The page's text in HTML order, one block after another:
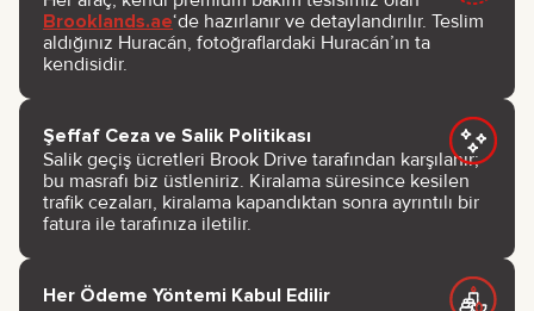
Brooklands.ae‘de hazırlanır ve detaylandırılır. Teslim
aldığınız Huracán, fotoğraflardaki Huracán’ın ta
kendisidir.
Şeffaf Ceza ve Salik Politikası
Salik geçiş ücretleri Brook Drive tarafından karşılanır;
bu masrafı biz üstleniriz. Kiralama süresince kesilen
trafik cezaları, kiralama kapandıktan sonra ayrıntılı bir
fatura ile tarafınıza iletilir.
Her Ödeme Yöntemi Kabul Edilir